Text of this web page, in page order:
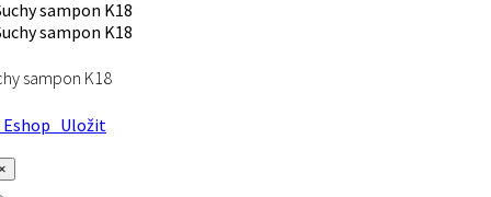
sampon K18
Uložit